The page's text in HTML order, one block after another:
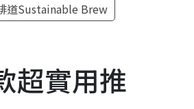
道Sustainable Brew
超實用推